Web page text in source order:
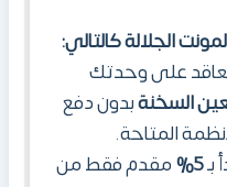
الجلالة كالتالي:
على وحدتك
السخنةبدون دفع
المتاحة.
5%
مقدم فقط من